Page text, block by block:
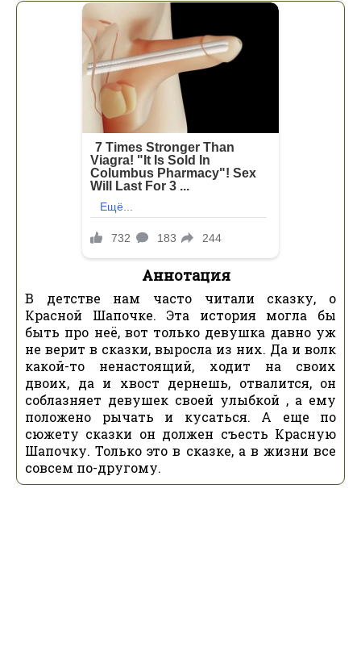
Аннотация
В детстве нам часто читали сказку, о
Красной Шапочке. Эта история могла бы
быть про неё, вот только девушка давно уж
не верит в сказки, выросла из них. Да и волк
какой-то ненастоящий, ходит на своих
двоих, да и хвост дернешь, отвалится, он
соблазняет девушек своей улыбкой , а ему
положено рычать и кусаться. А еще по
сюжету сказки он должен съесть Красную
Шапочку. Только это в сказке, а в жизни все
совсем по-другому.